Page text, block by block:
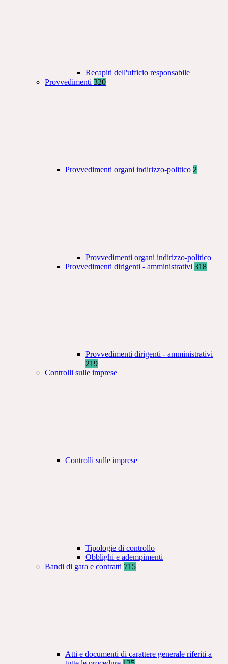
Recapiti dell'ufficio responsabile
Provvedimenti 320
Provvedimenti organi indirizzo-politico 2
Provvedimenti organi indirizzo-politico
Provvedimenti dirigenti - amministrativi 318
Provvedimenti dirigenti - amministrativi
219
Controlli sulle imprese
Controlli sulle imprese
Tipologie di controllo
Obblighi e adempimenti
Bandi di gara e contratti 715
Atti e documenti di carattere generale riferiti a